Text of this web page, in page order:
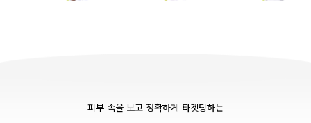
피부 속을 보고 정확하게 타겟팅하는